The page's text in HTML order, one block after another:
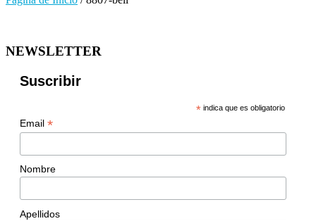
NEWSLETTER
Suscribir
* indica que es obligatorio
Email *
Nombre
Apellidos